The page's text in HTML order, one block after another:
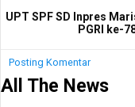
UPT SPF SD Inpres
PGRI ke-
Posting Komentar
All The News